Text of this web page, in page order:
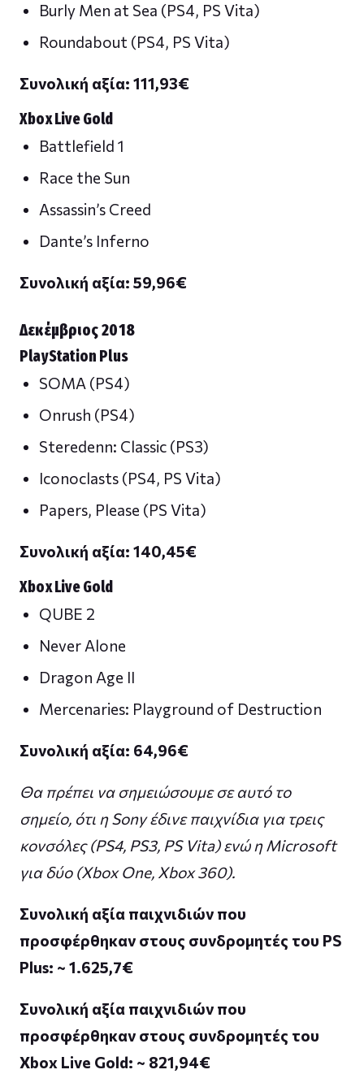
Burly Men at Sea (PS4, PS Vita)
Roundabout (PS4, PS Vita)
Συνολική αξία: 111,93€
Xbox Live Gold
Battlefield 1
Race the Sun
Assassin’s Creed
Dante’s Inferno
Συνολική αξία: 59,96€
Δεκέμβριος 2018
PlayStation Plus
SOMA (PS4)
Onrush (PS4)
Steredenn: Classic (PS3)
Iconoclasts (PS4, PS Vita)
Papers, Please (PS Vita)
Συνολική αξία: 140,45€
Xbox Live Gold
QUBE 2
Never Alone
Dragon Age II
Mercenaries: Playground of Destruction
Συνολική αξία: 64,96€
Θα πρέπει να σημειώσουμε σε αυτό το
σημείο, ότι η Sony έδινε παιχνίδια για τρεις
κονσόλες (PS4, PS3, PS Vita) ενώ η Microsoft
για δύο (Xbox One, Xbox 360).
Συνολική αξία παιχνιδιών που
προσφέρθηκαν στους συνδρομητές του PS
Plus: ~ 1.625,7€
Συνολική αξία παιχνιδιών που
προσφέρθηκαν στους συνδρομητές του
Xbox Live Gold: ~ 821,94€